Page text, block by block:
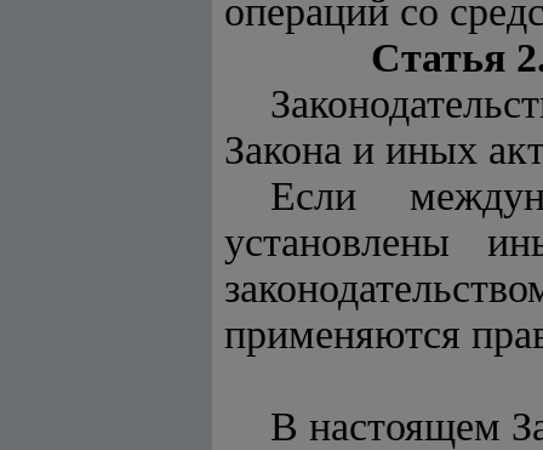
операций со
Статья
Закона и иных
Если
установлены
применяются
В настоящем